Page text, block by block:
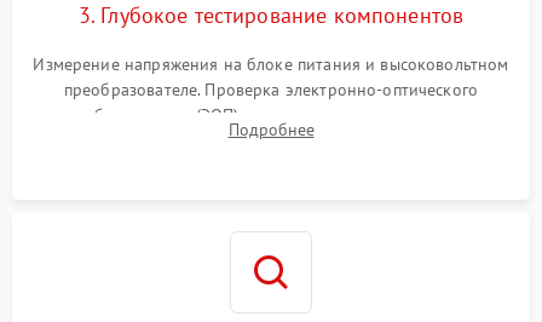
3. Глубокое тестирование компонентов
Измерение напряжения на блоке питания и высоковольтном
преобразователе. Проверка электронно-оптического
преобразователя (ЭОП) на стенде на предмет эмиссии,
шумов и засветок. Диагностика микросхем цифровых
Подробнее